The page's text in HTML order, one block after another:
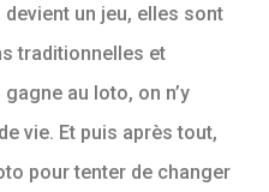
un jeu, elles sont
traditionnelles et
au loto, on n’y
vie. Et puis après tout,
pour tenter de changer